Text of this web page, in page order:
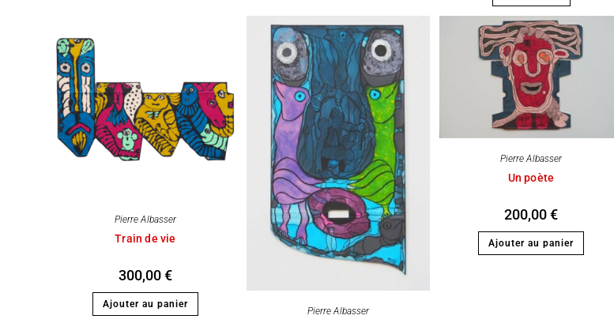
Pierre Albasser
Train de vie
300,00€
Ajouter au panier
Pierre Albasser
Pierre Albasser
Un poète
200,00€
Ajouter au panier